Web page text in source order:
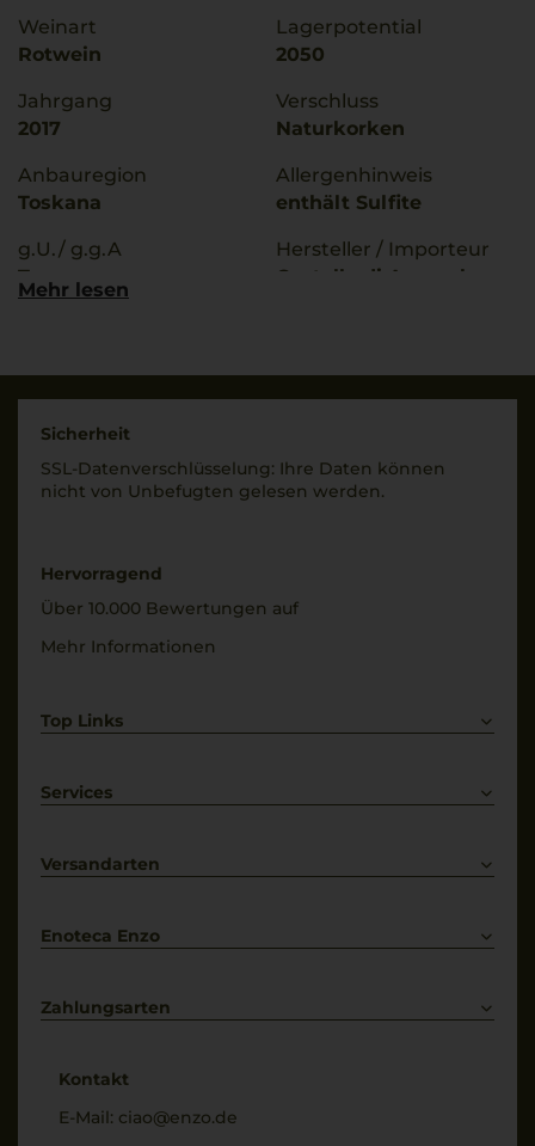
Weinart
Rotwein
Jahrgang
2017
Anbauregion
Toskana
g.U./ g.g.A
Toscana
Trinktemperatur
18 °C
Alkoholgehalt
13,5 % Vol.
Lagerpotential
2050
Verschluss
Naturkorken
Allergenhinweis
enthält Sulfite
Hersteller / Importeur
Castello di Ama srl s.a.,
Italien
Geschmack
Mehr lesen
Sicherheit
SSL-Daten­verschlüs­selung: Ihre Daten können
nicht von Unbe­fugten gelesen werden.
Hervorragend
Über 10.000 Bewertungen auf
Mehr Informationen
Top Links
Weißwein
Services
Kontakt
Versandarten
Enoteca Enzo
Bewertungs-Richtlinien
Zahlungsarten
Kontakt
E-Mail: ciao@enzo.de